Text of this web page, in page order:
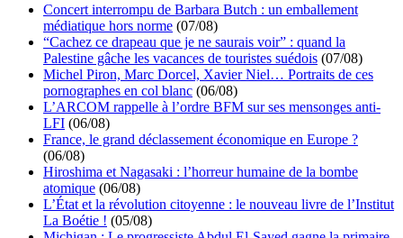
Concert interrompu de Barbara Butch : un emballement
médiatique hors norme (07/08)
“Cachez ce drapeau que je ne saurais voir” : quand la
Palestine gâche les vacances de touristes suédois (07/08)
Michel Piron, Marc Dorcel, Xavier Niel… Portraits de ces
pornographes en col blanc (06/08)
L’ARCOM rappelle à l’ordre BFM sur ses mensonges anti-
LFI (06/08)
France, le grand déclassement économique en Europe ?
(06/08)
Hiroshima et Nagasaki : l’horreur humaine de la bombe
atomique (06/08)
L’État et la révolution citoyenne : le nouveau livre de l’Institut
La Boétie ! (05/08)